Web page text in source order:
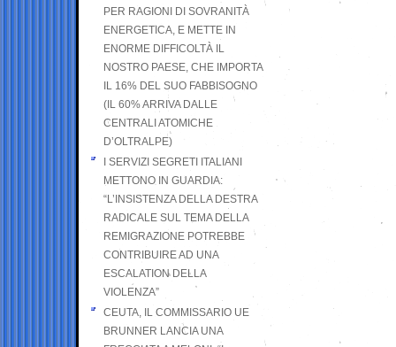
PER RAGIONI DI SOVRANITÀ
ENERGETICA, E METTE IN
ENORME DIFFICOLTÀ IL
NOSTRO PAESE, CHE IMPORTA
IL 16% DEL SUO FABBISOGNO
(IL 60% ARRIVA DALLE
CENTRALI ATOMICHE
D’OLTRALPE)
I SERVIZI SEGRETI ITALIANI
METTONO IN GUARDIA:
“L’INSISTENZA DELLA DESTRA
RADICALE SUL TEMA DELLA
REMIGRAZIONE POTREBBE
CONTRIBUIRE AD UNA
ESCALATION DELLA
VIOLENZA”
CEUTA, IL COMMISSARIO UE
BRUNNER LANCIA UNA